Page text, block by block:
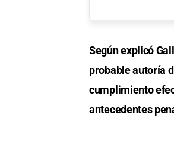
Según explicó
probable autoría
cumplimiento
antecedentes